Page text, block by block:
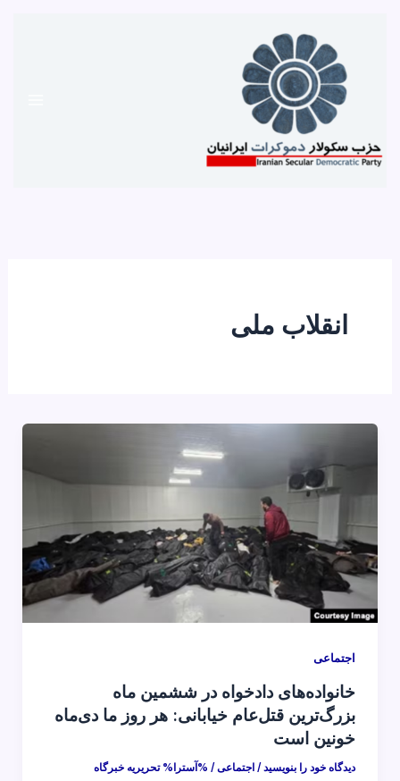
انقلاب ملی
اجتماعی
خانواده‌های دادخواه در ششمین ماه
بزرگ‌ترین قتل‌عام خیابانی: هر روز ما دی‌ماه
خونین است
دیدگاه‌ خود را بنویسید / اجتماعی/ %آسترا% تحریریه خبرگاه